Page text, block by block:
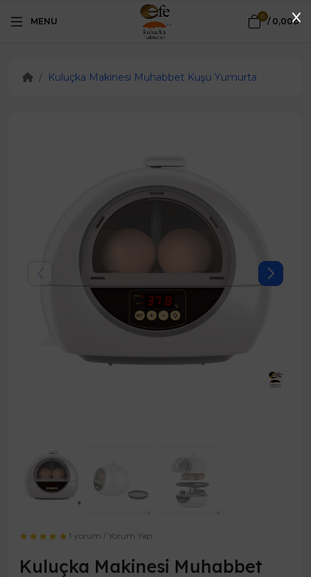
MENU 0 / 0,00₺
Kuluçka Makinesi Muhabbet Kuşu Yumurta
1 yorum /Yorum Yap
Kuluçka Makinesi Muhabbet